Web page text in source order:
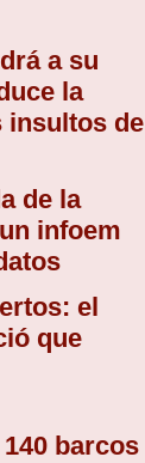
a su
la
insultos de
de la
infoem
el
que
barcos